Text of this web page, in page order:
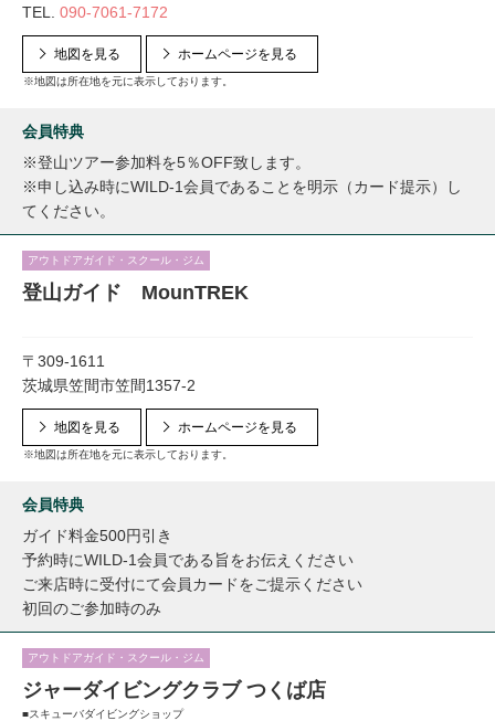
TEL. 090-7061-7172
地図を見る
※地図は所在地を元に表示しております。
ホームページを見る
会員特典
※登山ツアー参加料を5％OFF致します。
※申し込み時にWILD-1会員であることを明示（カード提示）し
てください。
アウトドアガイド・スクール・ジム
登山ガイド MounTREK
〒309-1611
茨城県笠間市笠間1357-2
地図を見る
※地図は所在地を元に表示しております。
ホームページを見る
会員特典
ガイド料金500円引き
予約時にWILD-1会員である旨をお伝えください
ご来店時に受付にて会員カードをご提示ください
初回のご参加時のみ
アウトドアガイド・スクール・ジム
ジャーダイビングクラブ つくば店
■スキューバダイビングショップ